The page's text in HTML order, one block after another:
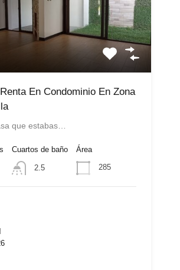
En Condominio En Zona
que estabas…
Cuartos de baño
2.5
Área
285